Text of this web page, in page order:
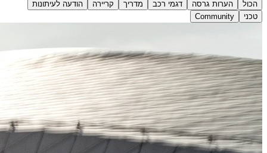
הכול הערות גרסה דגמי רכב מדריך קריירה
הודעה לעיתונות
טכני
Community